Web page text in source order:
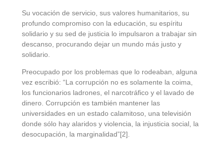
Su vocación de servicio, sus valores humanitarios, su
profundo compromiso con la educación, su espíritu
solidario y su sed de justicia lo impulsaron a trabajar sin
descanso, procurando dejar un mundo más justo y
solidario.
Preocupado por los problemas que lo rodeaban, alguna
vez escribió: “La corrupción no es solamente la coima,
los funcionarios ladrones, el narcotráfico y el lavado de
dinero. Corrupción es también mantener las
universidades en un estado calamitoso, una televisión
donde sólo hay alaridos y violencia, la injusticia social, la
desocupación, la marginalidad”[2].